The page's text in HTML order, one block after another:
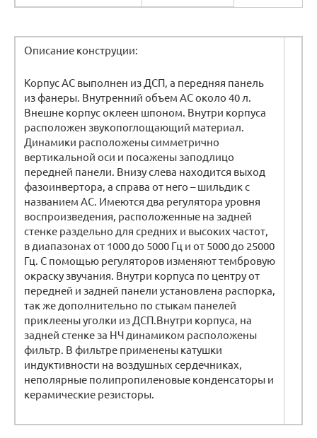
Описание конструции:
Корпус АС выполнен из ДСП, а передняя панель
из фанеры. Внутренний объем АС около 40 л.
Внешне корпус оклеен шпоном. Внутри корпуса
расположен звукопоглощающий материал.
Динамики расположены симметрично
вертикальной оси и посажены заподлицо
передней панели. Внизу слева находится выход
фазоинвертора, а справа от него – шильдик с
названием АС. Имеются два регулятора уровня
воспроизведения, расположенные на задней
стенке раздельно для средних и высоких частот,
в диапазонах от 1000 до 5000 Гц и от 5000 до 25000
Гц. С помощью регуляторов изменяют тембровую
окраску звучания. Внутри корпуса по центру от
передней и задней панели установлена распорка,
так же дополнительно по стыкам панелей
приклеены уголки из ДСП.Внутри корпуса, на
задней стенке за НЧ динамиком расположены
фильтр. В фильтре применены катушки
индуктивности на воздушных сердечниках,
неполярные полипропиленовые конденсаторы и
керамические резисторы.